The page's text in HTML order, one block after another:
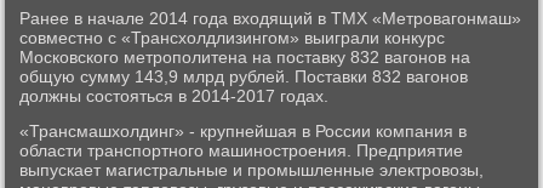
Ранее в начале 2014 года входящий в ТМХ «Метровагонмаш»
совместно с «Трансхолдлизингом» выиграли конкурс
Московского метрополитена на поставку 832 вагонов на
общую сумму 143,9 млрд рублей. Поставки 832 вагонов
должны состояться в 2014-2017 годах.
«Трансмашхолдинг» - крупнейшая в России компания в
области транспортного машиностроения. Предприятие
выпускает магистральные и промышленные электровозы,